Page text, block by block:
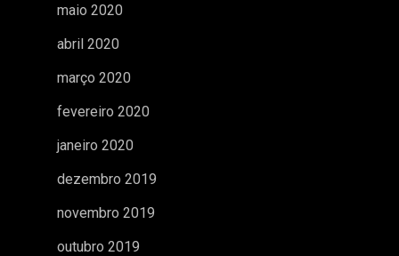
maio 2020
abril 2020
março 2020
fevereiro 2020
janeiro 2020
dezembro 2019
novembro 2019
outubro 2019